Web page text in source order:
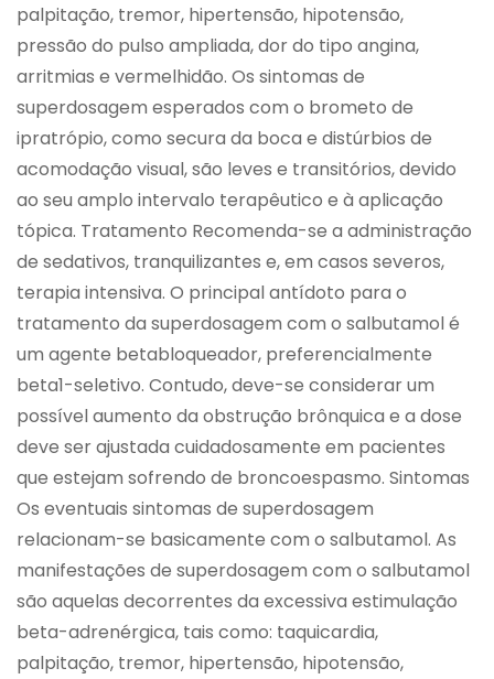
palpitação, tremor, hipertensão, hipotensão,
pressão do pulso ampliada, dor do tipo angina,
arritmias e vermelhidão. Os sintomas de
superdosagem esperados com o brometo de
ipratrópio, como secura da boca e distúrbios de
acomodação visual, são leves e transitórios, devido
ao seu amplo intervalo terapêutico e à aplicação
tópica. Tratamento Recomenda-se a administração
de sedativos, tranquilizantes e, em casos severos,
terapia intensiva. O principal antídoto para o
tratamento da superdosagem com o salbutamol é
um agente betabloqueador, preferencialmente
beta1-seletivo. Contudo, deve-se considerar um
possível aumento da obstrução brônquica e a dose
deve ser ajustada cuidadosamente em pacientes
que estejam sofrendo de broncoespasmo. Sintomas
Os eventuais sintomas de superdosagem
relacionam-se basicamente com o salbutamol. As
manifestações de superdosagem com o salbutamol
são aquelas decorrentes da excessiva estimulação
beta-adrenérgica, tais como: taquicardia,
palpitação, tremor, hipertensão, hipotensão,